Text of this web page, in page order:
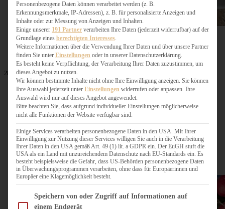
28. April 2026
ZUM BEITRAG
Grüner Spargel aus dem Ofen mit knuspriger
Parmesankruste
Personenbezogene Daten können verarbeitet werden (z. B.
Erkennungsmerkmale, IP-Adressen), z. B. für personalisierte Anzeigen und
Inhalte oder zur Messung von Anzeigen und Inhalten.
Einige unserer 191 Partner verarbeiten Ihre Daten (jederzeit widerrufbar) auf der
Grundlage eines berechtigten Interesses.
Weitere Informationen über die Verwendung Ihrer Daten und über unsere Partner
finden Sie unter Einstellungen oder in unserer Datenschutzerklärung.
Es besteht keine Verpflichtung, der Verarbeitung Ihrer Daten zuzustimmen, um
dieses Angebot zu nutzen.
Wir können bestimmte Inhalte nicht ohne Ihre Einwilligung anzeigen. Sie können
Ihre Auswahl jederzeit unter Einstellungen widerrufen oder anpassen. Ihre
Auswahl wird nur auf dieses Angebot angewendet.
Bitte beachten Sie, dass aufgrund individueller Einstellungen möglicherweise
nicht alle Funktionen der Website verfügbar sind.
Einige Services verarbeiten personenbezogene Daten in den USA. Mit Ihrer
Einwilligung zur Nutzung dieser Services willigen Sie auch in die Verarbeitung
Ihrer Daten in den USA gemäß Art. 49 (1) lit. a GDPR ein. Der EuGH stuft die
USA als ein Land mit unzureichendem Datenschutz nach EU-Standards ein. Es
besteht beispielsweise die Gefahr, dass US-Behörden personenbezogene Daten
in Überwachungsprogrammen verarbeiten, ohne dass für Europäerinnen und
Europäer eine Klagemöglichkeit besteht.
Im Folgenden finden Sie eine Liste der Zwecke des IAB Transparency and Consent
Speichern von oder Zugriff auf Informationen auf
einem Endgerät